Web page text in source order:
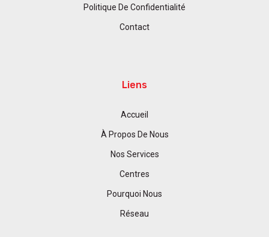
Politique De Confidentialité
Contact
Liens
Accueil
À Propos De Nous
Nos Services
Centres
Pourquoi Nous
Réseau